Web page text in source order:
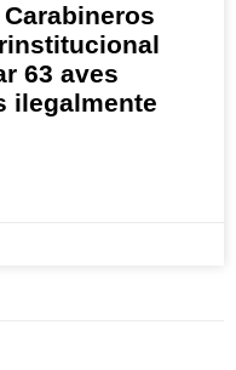
63 aves
ilegalmente